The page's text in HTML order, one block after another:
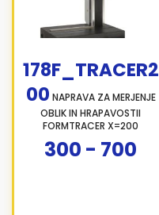
178F_TRACER2
00 NAPRAVA ZA MERJENJE
OBLIK IN HRAPAVOSTII
FORMTRACER X=200
300 - 700